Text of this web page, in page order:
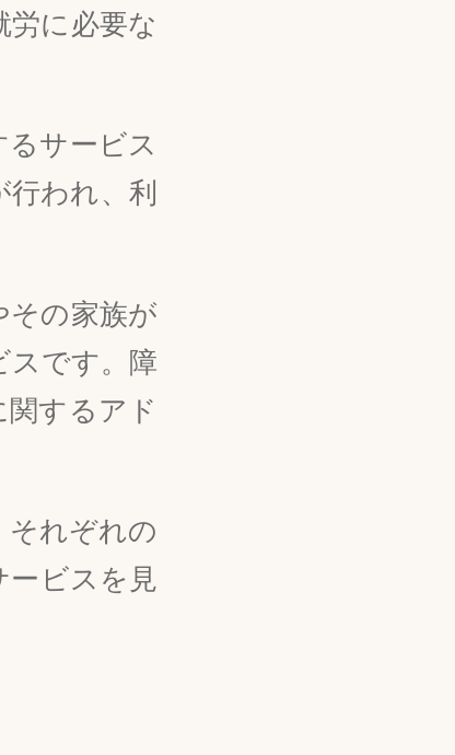
に必要な
サービス
われ、利
その家族が
スです。障
するアド
れぞれの
ービスを見